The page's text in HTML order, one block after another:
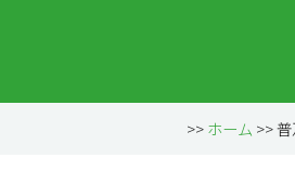
>>ホーム >>